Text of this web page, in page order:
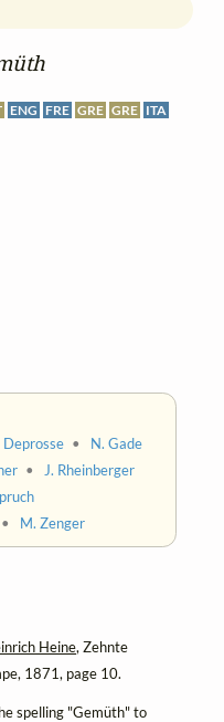
ENG FRE GRE GRE ITA
Deprosse • N. Gade
•
J. Rheinberger
• M. Zenger
Heine, Zehnte
1871, page 10.
spelling "Gemüth" to